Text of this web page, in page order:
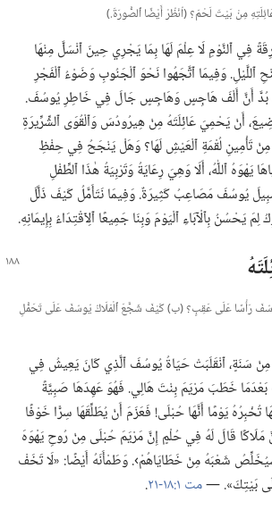
مِنْ بَيْتَ لَحْمَ؟‏ (‏اُنْظُرْ أَيْضًا ٱلصُّورَةَ.‏)‏
فِي ٱلنَّوْمِ لَا عِلْمَ لَهَا بِمَا يَجْرِي حِينَ ٱنْسَلَّ مِنْهَا
وَفِيمَا ٱتَّجَهُوا نَحْوَ ٱلْجَنُوبِ وَضَوْءُ ٱلْفَجْرِ
بُدَّ أَنَّ أَلْفَ هَاجِسٍ وَهَاجِسٍ جَالَ فِي خَاطِرِ يُوسُفَ.‏
أَنْ يَحْمِيَ عَائِلَتَهُ مِنْ هِيرُودُسَ وَٱلْقُوَى ٱلشِّرِّيرَةِ
تَأْمِينِ لُقْمَةِ ٱلْعَيْشِ لَهَا؟‏ وَهَلْ يَنْجَحُ فِي حِفْظِ
يَهْوَهُ ٱللّٰهُ،‏ أَلَا وَهِيَ رِعَايَةُ وَتَرْبِيَةُ هٰذَا ٱلطِّفْلِ
يُوسُفَ مَصَاعِبُ كَثِيرَةٌ.‏ وَفِيمَا نَتَأَمَّلُ كَيْفَ ذَلَّلَ
يَحْسُنُ بِٱلْآبَاءِ ٱلْيَوْمَ وَبِنَا جَمِيعًا ٱلِٱقْتِدَاءُ بِإِيمَانِهِ.‏
رَأْسًا عَلَى عَقِبٍ؟‏ (‏ب)‏ كَيْفَ شَجَّعَ ٱلْمَلَاكُ يُوسُفَ عَلَى تَحَمُّلِ
مِنْ سَنَةٍ،‏ ٱنْقَلَبَتْ حَيَاةُ يُوسُفَ ٱلَّذِي كَانَ يَعِيشُ فِي
خَطَبَ مَرْيَمَ بِنْتَ هَالِي.‏ فَهُوَ عَهِدَهَا صَبِيَّةً
تُخْبِرُهُ يَوْمًا أَنَّهَا حُبْلَى!‏ فَعَزَمَ أَنْ يُطَلِّقَهَا سِرًّا خَوْفًا
مَلَاكًا قَالَ لَهُ فِي حُلْمٍ إِنَّ مَرْيَمَ حُبْلَى مِنْ رُوحِ يَهْوَهَ
شَعْبَهُ مِنْ خَطَايَاهُمْ›.‏ وَطَمْأَنَهُ أَيْضًا:‏ «لَا تَخَفْ
بَيْتِكَ».‏ —‏مت ١:‏​١٨-‏٢١ ‏.‏